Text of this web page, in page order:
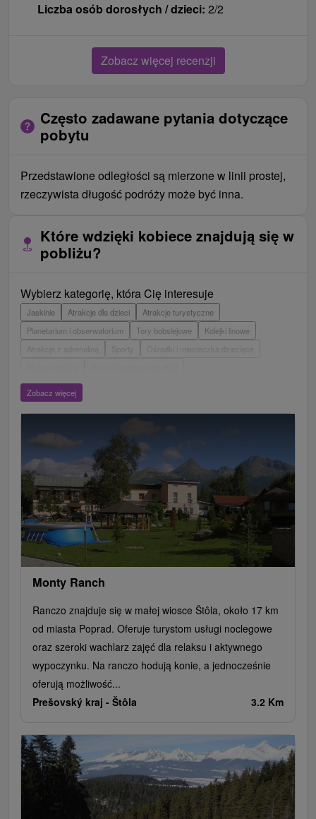
Liczba osób dorosłych / dzieci: 2/2
Zobacz więcej recenzji
Często zadawane pytania dotyczące
pobytu
Przedstawione odległości są mierzone w linii prostej,
rzeczywista długość podróży może być inna.
Które wdzięki kobiece znajdują się w
pobliżu?
Wybierz kategorię, która Cię interesuje
Jaskinie Atrakcje dla dzieci
Atrakcje turystyczne
Planetarium i obserwatorium
Tory bobslejowe
Kolejki linowe
Atrakcje z adrenaliną
Wieże obserwacyjne i chodniki
Escaperoom
Loty widokowe i rejsy wycieczkowe
Jeziora, jeziora, zbiorniki wodne
Zabytki techniki
Wodospady
Kościoły drewniane Źródła
Jazda konna
Túry a turistické chodníky
Zamki Chaty górskie
Teatry
Miejsca sakralne
Rafting, rafting, rafting
Obiekty architektoniczne
Ośrodek narciarski
Pola golfowe
Tory gokartowe
Amfiteatry i kina w przyrodzie
Szlaki winne Cyklotrasy
Zobacz więcej
Monty Ranch
Ranczo znajduje się w małej wiosce Štôla, około 17 km
od miasta Poprad. Oferuje turystom usługi noclegowe
oraz szeroki wachlarz zajęć dla relaksu i aktywnego
wypoczynku. Na ranczo hodują konie, a jednocześnie
oferują możliwość...
Prešovský kraj - Štôla 3.2 Km